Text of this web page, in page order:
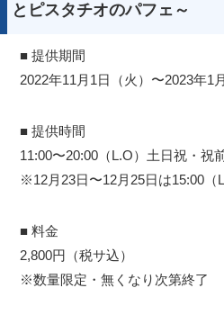
とピスタチオのパフェ～
■ 提供期間
2022年11月1日（火）〜2023年1
■ 提供時間
11:00〜20:00（L.O）土日祝・祝
※12月23日〜12月25日は15:00（
■ 料金
2,800円（税サ込）
※数量限定・無くなり次第終了